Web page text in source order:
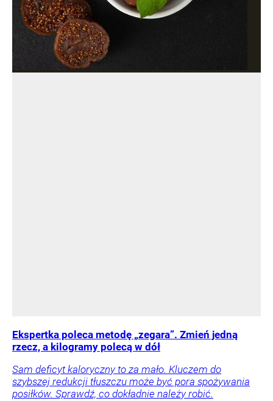
Ekspertka poleca metodę „zegara”. Zmień jedną
rzecz, a kilogramy polecą w dół
Sam deficyt kaloryczny to za mało. Kluczem do
szybszej redukcji tłuszczu może być pora spożywania
posiłków. Sprawdź, co dokładnie należy robić.